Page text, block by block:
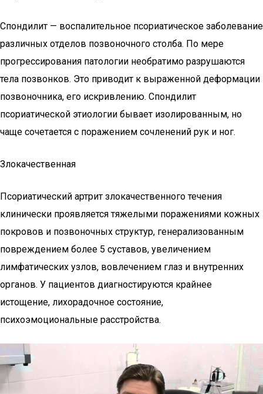
Спондилит — воспалительное псориатическое заболевание
различных отделов позвоночного столба. По мере
прогрессирования патологии необратимо разрушаются
тела позвонков. Это приводит к выраженной деформации
позвоночника, его искривлению. Спондилит
псориатической этиологии бывает изолированным, но
чаще сочетается с поражением сочленений рук и ног.
Злокачественная
Псориатический артрит злокачественного течения
клинически проявляется тяжелыми поражениями кожных
покровов и позвоночных структур, генерализованным
повреждением более 5 суставов, увеличением
лимфатических узлов, вовлечением глаз и внутренних
органов. У пациентов диагностируются крайнее
истощение, лихорадочное состояние,
психоэмоциональные расстройства.